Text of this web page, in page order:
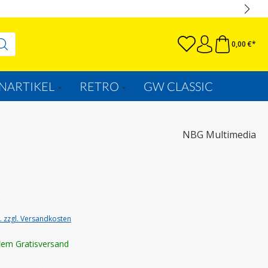
0,00 €*
RETRO GW CLASSIC
NBG Multimedia
zzgl. Versandkosten
Gratisversand